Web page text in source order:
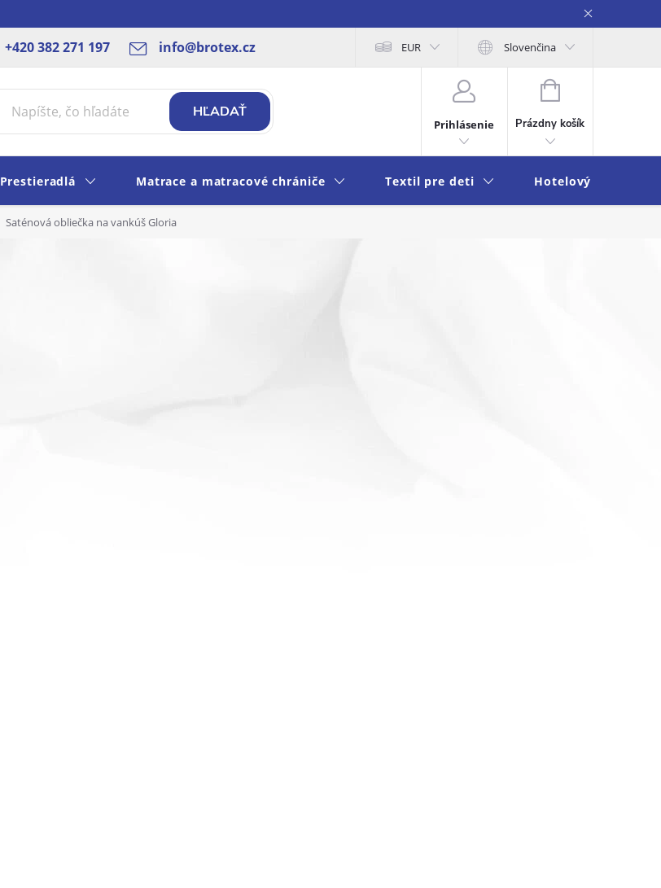
+420 382 271 197 info@brotex.cz
Blog Rady a tipy Obchodné podmienky Ochrana osobných údajov Moja objednávka
EUR Slovenčina
HĽADAŤ
Prihlásenie
NÁKUPNÝ
KOŠÍK
Prázdny košík
Prestieradlá Matrace a matracové chrániče Textil pre deti Hotelový textil
Saténová obliečka na vankúš Gloria